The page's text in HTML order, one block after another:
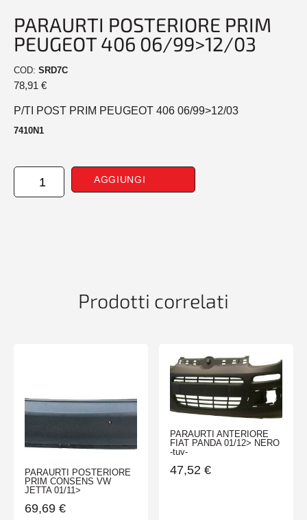
PARAURTI POSTERIORE PRIM
PEUGEOT 406 06/99>12/03
COD: SRD7C
78,91 €
P/TI POST PRIM PEUGEOT 406 06/99>12/03
7410N1
POSTERIORE
AGGIUNGI
Prodotti correlati
PARAURTI POSTERIORE
PRIM CONSENS VW
JETTA 01/11>
69,69 €
PARAURTI ANTERIORE
FIAT PANDA 01/12> NERO
-tuv-
47,52 €